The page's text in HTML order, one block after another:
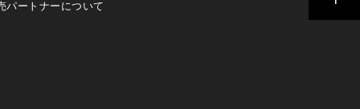
パートナーについて